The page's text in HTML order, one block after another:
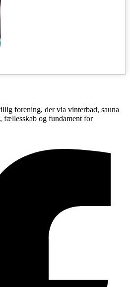
forening, der via vinterbad, sauna
fællesskab og fundament for